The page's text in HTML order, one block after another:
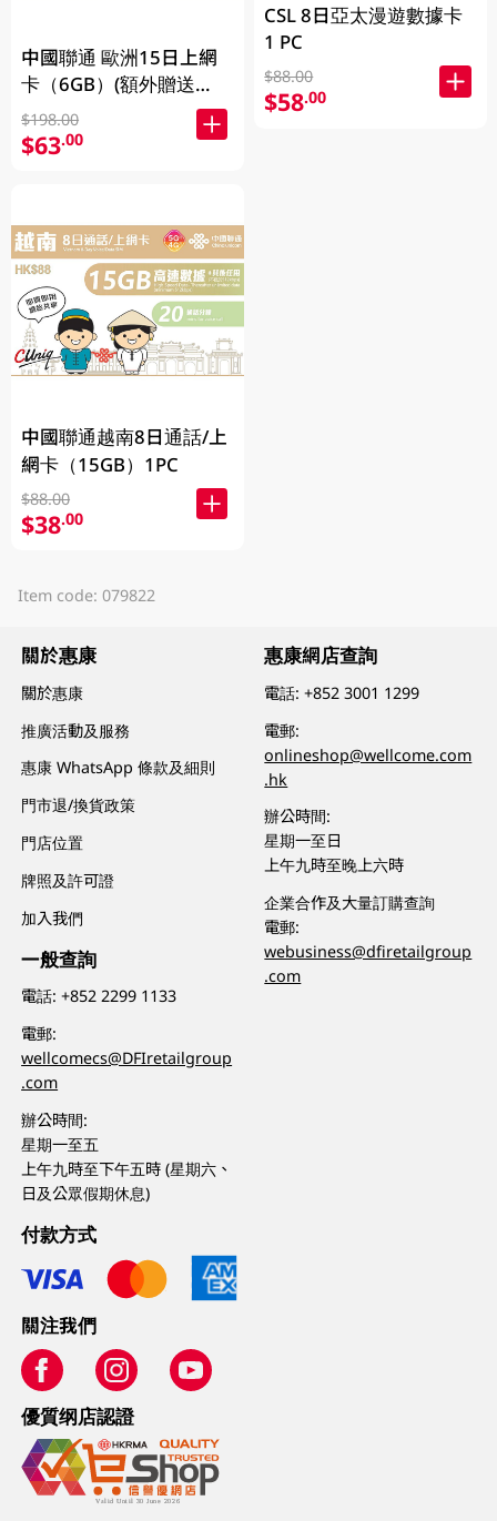
中國聯通 歐洲15日上網
卡（6GB）(額外贈送
2GB）(新舊包裝隨機發
貨)
$198.00
$63.00
中國聯通越南8日通話/上
網卡（15GB）1PC
$88.00
$38.00
CSL 8日亞太漫遊數據卡
1 PC
$88.00
$58.00
Item code: 079822
關於惠康
關於惠康
推廣活動及服務
惠康 WhatsApp 條款及細則
門市退/換貨政策
門店位置
牌照及許可證
加入我們
一般查詢
電話:+852 2299 1133
電郵:
wellcomecs@DFIretailgroup
.com
辦公時間:
星期一至五
上午九時至下午五時 (星期六、
日及公眾假期休息)
惠康網店查詢
電話:+852 3001 1299
電郵:
onlineshop@wellcome.com
.hk
辦公時間:
星期一至日
上午九時至晚上六時
企業合作及大量訂購查詢
電郵:
webusiness@dfiretailgroup
.com
付款方式
關注我們
優質纲店認證